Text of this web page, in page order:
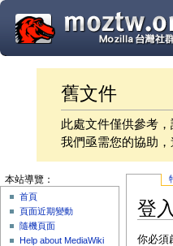
舊文件
此處文件僅供參考
我們亟需您的協助
登入
你必須
本站導覽：
首頁
頁面近期變動
隨機頁面
Help about MediaWiki